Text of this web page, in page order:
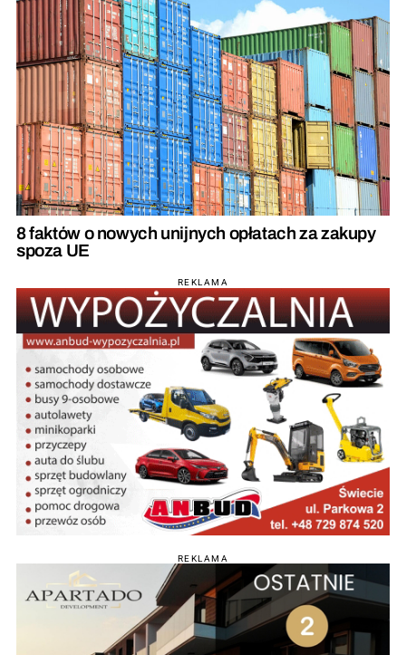
8 faktów o nowych unijnych opłatach za zakupy
spoza UE
REKLAMA
REKLAMA